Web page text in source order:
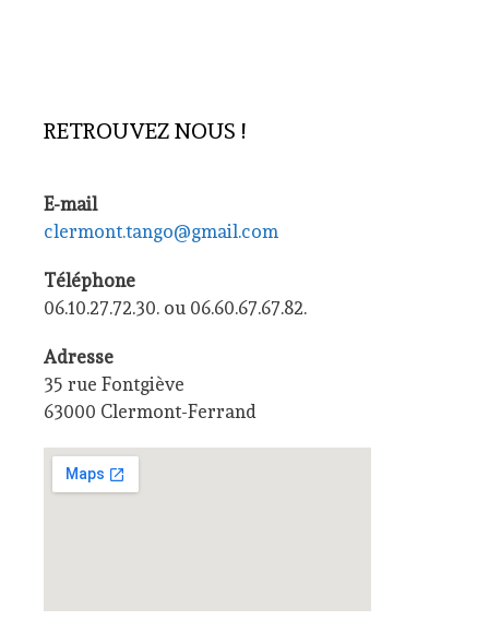
RETROUVEZ NOUS !
E-mail
clermont.tango@gmail.com
Téléphone
06.10.27.72.30. ou 06.60.67.67.82.
Adresse
35 rue Fontgiève
63000 Clermont-Ferrand